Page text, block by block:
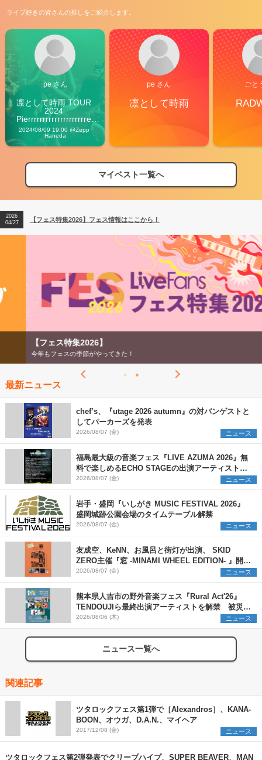
ライブ好きの皆さんの推しをご紹介します。
pe さん
凛として時雨 TOUR
2024
Pierrrrrrrrrrrrrrrrrrrre
Vibes
2024/08/09 19:00 @Zepp
Haneda
pe さん
凛として時雨
ごと
マイベスト一覧へ
【フェス特集2026】フェス情報はここから！
【ライブ動員ランキング】2026年上半期編発表！
2026
04/27
【フェス特集2026】フェス情報はここから！
2026
【ライブ動員ランキング】2026年上半期編発表！
【フェス特集2026】
今年もフェスの季節がやってきた！
最新ニュース
chef’s、『utage 2026 autumn』の対バンゲストと
してパーカーズを発表
2026/08/07 (金) ニュース
福島最大級の音楽フェス『LIVE AZUMA 2026』無
料で楽しめるECHO STAGEの出演アーティストを
発表
2026/08/07 (金) ニュース
岩手・盛岡『いしがき MUSIC FESTIVAL 2026』
盛岡城跡公園会場のタイムテーブル解禁
2026/08/07 (金) ニュース
友成空、KeNN、お風呂と街灯が出演、 SKID
ZERO主催『窓 -MINAMI WHEEL EDITION- 』開催
決定
2026/08/07 (金) ニュース
熊本県人吉市の野外音楽フェス『Rural Act'26』
TENDOUJIら最終出演アーティストを解禁 被災地
支援プロジェクトの始動も発表
2026/08/06 (木) ニュース
ニュース一覧へ
関連記事
ツタロックフェス第1弾で［Alexandros］、KANA-
BOON、オウガ、D.A.N.、マイヘア
2017/12/08 (金) ニュース
ツタロックフェス第2弾発表でクリープハイプ、SUPER BEAVER、MAN